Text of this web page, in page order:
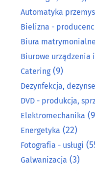
Automatyka
Bielizna -
Biura matrymonialne
Biurowe urządzenia
Catering(9)
Dezynfekcja,
DVD - produkcja,
Elektromechanika
Energetyka (22)
Fotografia - usługi
Galwanizacja (3)